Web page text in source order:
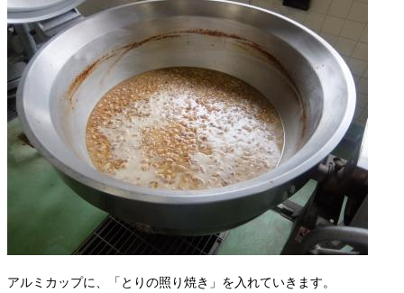
アルミカップに、「とりの照り焼き」を入れていきます。